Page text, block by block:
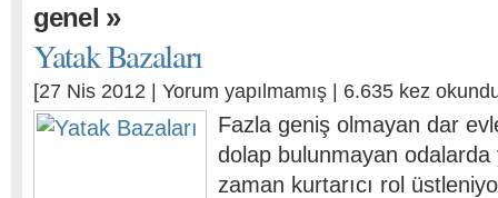
genel »
Yatak Bazaları
[27 Nis 2012 | Yorum yapılmamış | 6.635 kez
Fazla geniş olmayan dar
dolap bulunmayan odalarda
zaman kurtarıcı rol